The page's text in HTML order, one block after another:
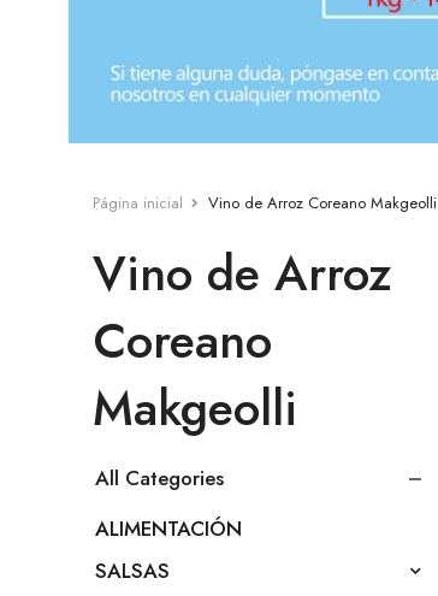
Página inicial Vino de Arroz Coreano Makgeolli
Vino de Arroz
Coreano
Makgeolli
All Categories
ALIMENTACIÓN
SALSAS